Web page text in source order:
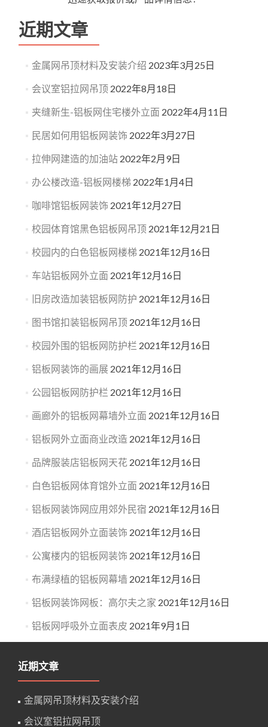
近期文章
金属网吊顶材料及安装介绍 2023年3月25日
会议室铝拉网吊顶 2022年8月18日
夹缝新生-铝板网住宅楼外立面 2022年4月11日
民居如何用铝板网装饰 2022年3月27日
拉伸网建造的加油站 2022年2月9日
办公楼改造-铝板网楼梯 2022年1月4日
咖啡馆铝板网装饰 2021年12月27日
校园体育馆黑色铝板网吊顶 2021年12月21日
校园内的白色铝板网楼梯 2021年12月16日
车站铝板网外立面 2021年12月16日
旧房改造加装铝板网防护 2021年12月16日
图书馆扣装铝板网吊顶 2021年12月16日
校园外围的铝板网防护栏 2021年12月16日
铝板网装饰的画展 2021年12月16日
公园铝板网防护栏 2021年12月16日
画廊外的铝板网幕墙外立面 2021年12月16日
铝板网外立面商业改造 2021年12月16日
品牌服装店铝板网天花 2021年12月16日
白色铝板网体育馆外立面 2021年12月16日
铝板网装饰网应用郊外民宿 2021年12月16日
酒店铝板网外立面装饰 2021年12月16日
公寓楼内的铝板网装饰 2021年12月16日
布满绿植的铝板网幕墙 2021年12月16日
铝板网装饰网板：高尔夫之家 2021年12月16日
铝板网呼吸外立面表皮 2021年9月1日
近期文章
金属网吊顶材料及安装介绍
会议室铝拉网吊顶